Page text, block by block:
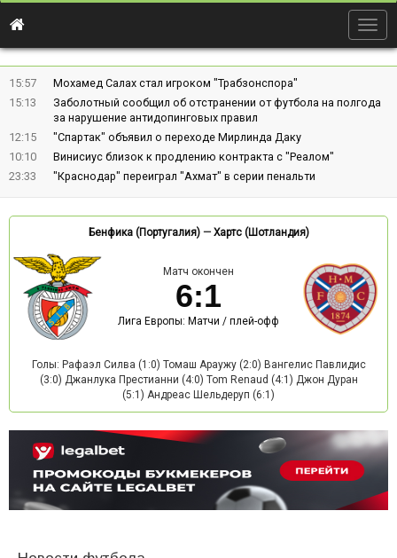
15:57
Мохамед Салах стал игроком "Трабзонспора"
15:13
Заболотный сообщил об отстранении от футбола на полгода
за нарушение антидопинговых правил
12:15
"Спартак" объявил о переходе Мирлинда Даку
10:10
Винисиус близок к продлению контракта с "Реалом"
23:33
"Краснодар" переиграл "Ахмат" в серии пенальти
Бенфика (Португалия)— Хартс (Шотландия)
Матч окончен
6:1
Лига Европы: Матчи / плей-офф
Голы: Рафаэл Силва (1:0) Томаш Араужу (2:0) Вангелис Павлидис
(3:0) Джанлука Престианни (4:0) Tom Renaud (4:1) Джон Дуран
(5:1) Андреас Шельдеруп (6:1)